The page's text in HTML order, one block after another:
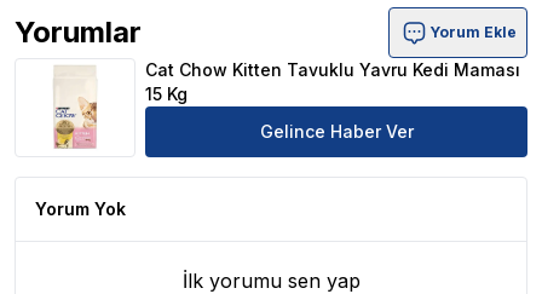
Yorumlar
Cat Chow Kitten Tavuklu Yavru Kedi Maması 15 Kg Ürün
Yorum Ekle
Cat Chow Kitten Tavuklu Yavru Kedi Maması
15 Kg
Gelince Haber Ver
Yorum Yok
İlk yorumu sen yap